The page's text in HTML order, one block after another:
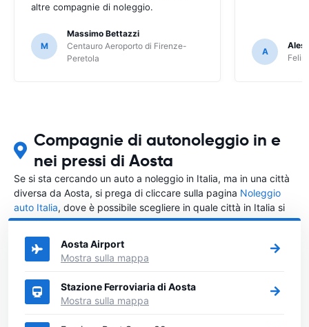
altre compagnie di noleggio.
M
Massimo Bettazzi
Centauro Aeroporto di Firenze-
Peretola
A
Compagnie di autonoleggio in e
nei pressi di Aosta
Se si sta cercando un auto a noleggio in Italia, ma in una città
diversa da Aosta, si prega di cliccare sulla pagina Noleggio
auto Italia, dove è possibile scegliere in quale città in Italia si
vuole noleggiare l'auto.
Aosta Airport
Mostra sulla mappa
Stazione Ferroviaria di Aosta
Mostra sulla mappa